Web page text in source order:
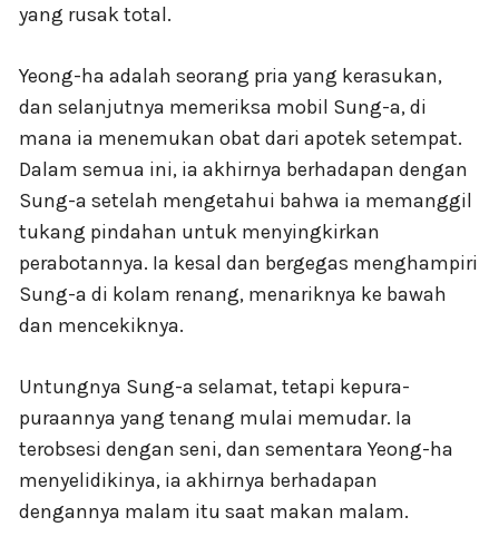
yang rusak total.
Yeong-ha adalah seorang pria yang kerasukan,
dan selanjutnya memeriksa mobil Sung-a, di
mana ia menemukan obat dari apotek setempat.
Dalam semua ini, ia akhirnya berhadapan dengan
Sung-a setelah mengetahui bahwa ia memanggil
tukang pindahan untuk menyingkirkan
perabotannya. Ia kesal dan bergegas menghampiri
Sung-a di kolam renang, menariknya ke bawah
dan mencekiknya.
Untungnya Sung-a selamat, tetapi kepura-
puraannya yang tenang mulai memudar. Ia
terobsesi dengan seni, dan sementara Yeong-ha
menyelidikinya, ia akhirnya berhadapan
dengannya malam itu saat makan malam.